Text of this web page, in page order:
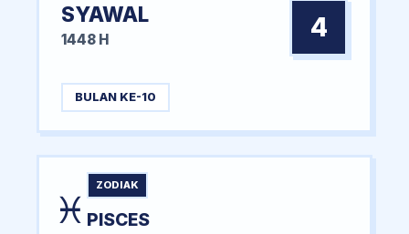
SYAWAL
1448 H 4
BULAN KE-10
♓
ZODIAK
PISCES